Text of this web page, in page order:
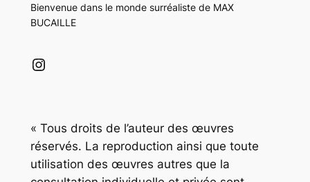
Bienvenue dans le monde surréaliste de MAX
BUCAILLE
Instagram
« Tous droits de l’auteur des œuvres
réservés. La reproduction ainsi que toute
utilisation des œuvres autres que la